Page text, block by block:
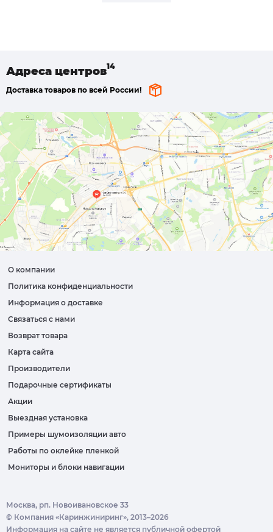
Адреса центров
Доставка товаров по всей России!
О компании
Политика конфиденциальности
Информация о доставке
Связаться с нами
Возврат товара
Карта сайта
Производители
Подарочные сертификаты
Акции
Выездная установка
Примеры шумоизоляции авто
Работы по оклейке пленкой
Мониторы и блоки навигации
© Компания «Каринжиниринг», 2013–2026
Москва, рп. Новоивановское 33
Информация на сайте не является публичной офертой